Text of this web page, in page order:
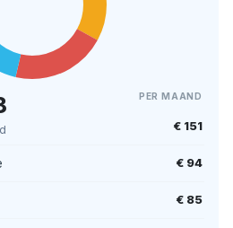
PER MAAND
€ 151
€ 94
€ 85